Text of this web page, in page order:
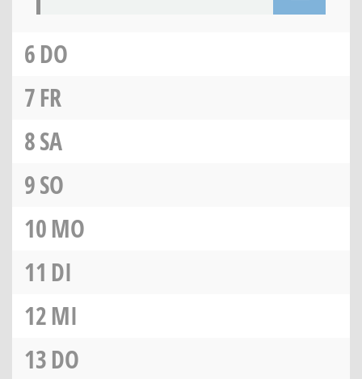
6DO
7FR
8SA
9SO
10MO
11 DI
12MI
13DO